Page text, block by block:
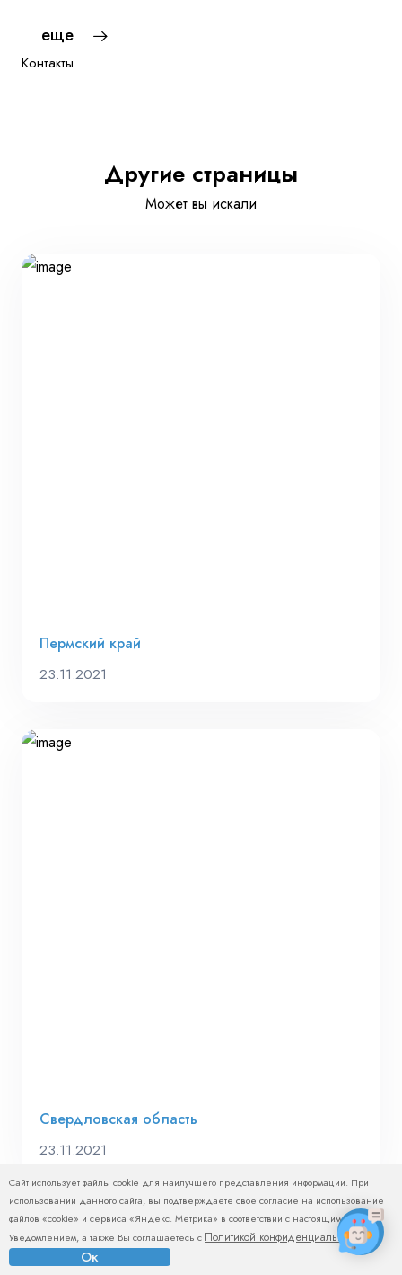
еще
Контакты
Другие страницы
Может вы искали
Пермский край
23.11.2021
Свердловская область
23.11.2021
Сайт использует файлы cookie для наилучшего представления информации. При
использовании данного сайта, вы подтверждаете свое согласие на использование
файлов «cookie» и сервиса «Яндекс. Метрика» в соответствии с настоящим
Уведомлением, а также Вы соглашаетесь с Политикой конфиденциальности.
Ок